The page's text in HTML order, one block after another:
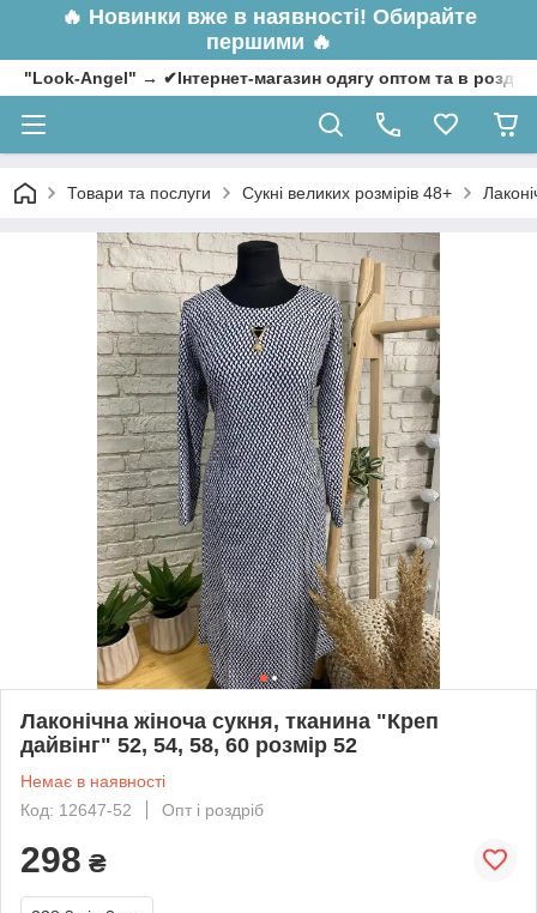
🔥 Новинки вже в наявності! Обирайте
першими 🔥
"Look-Angel" → ✔Інтернет-магазин одягу оптом та в
Товари та послуги Сукні великих розмірів 48+
Лаконічна жіноча сукня, тканина "Креп
дайвінг" 52, 54, 58, 60 розмір 52
Немає в наявності
Код: 12647-52
Опт і роздріб
298 ₴